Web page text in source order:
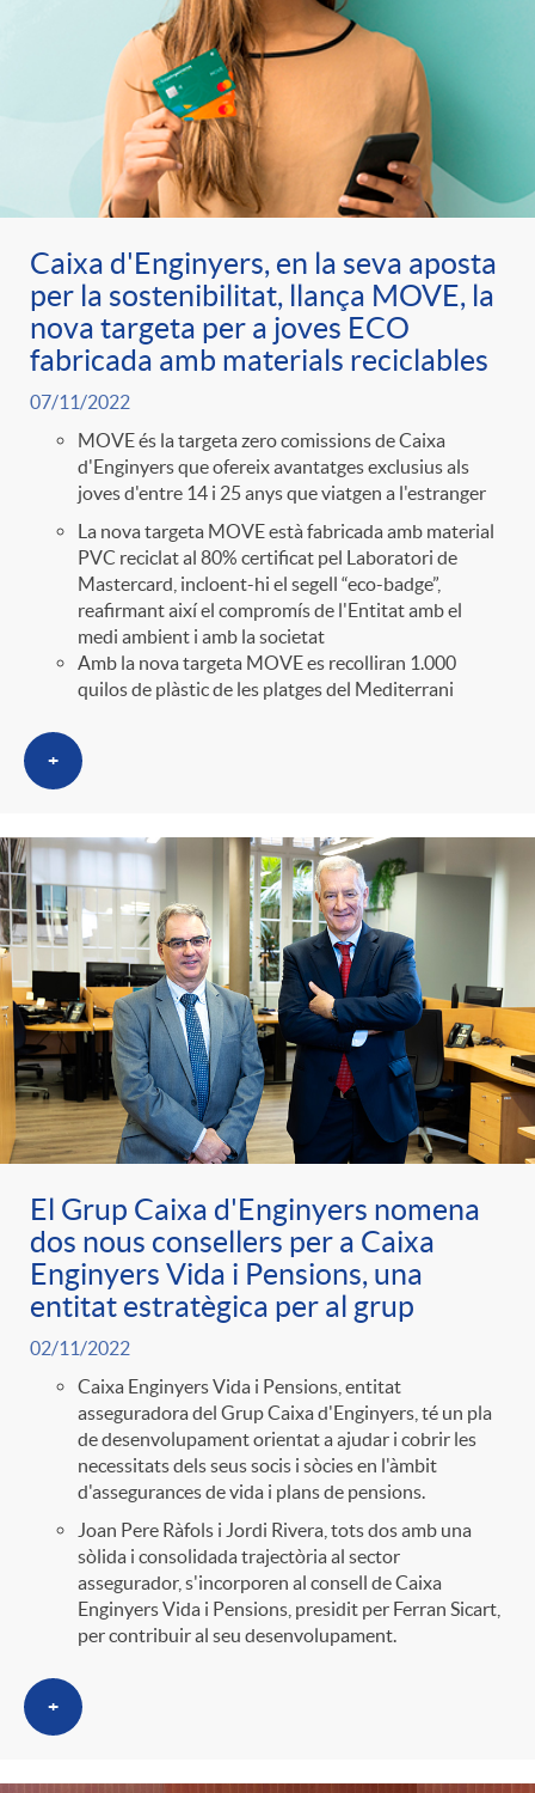
Caixa d'Enginyers, en la seva aposta
per la sostenibilitat, llança MOVE, la
nova targeta per a joves ECO
fabricada amb materials reciclables
07/11/2022
MOVE és la targeta zero comissions de Caixa
d'Enginyers que ofereix avantatges exclusius als
joves d'entre 14 i 25 anys que viatgen a l'estranger
La nova targeta MOVE està fabricada amb material
PVC reciclat al 80% certificat pel Laboratori de
Mastercard, incloent-hi el segell “eco-badge”,
reafirmant així el compromís de l'Entitat amb el
medi ambient i amb la societat
Amb la nova targeta MOVE es recolliran 1.000
quilos de plàstic de les platges del Mediterrani
+
El Grup Caixa d'Enginyers nomena
dos nous consellers per a Caixa
Enginyers Vida i Pensions, una
entitat estratègica per al grup
02/11/2022
Caixa Enginyers Vida i Pensions, entitat
asseguradora del Grup Caixa d'Enginyers, té un pla
de desenvolupament orientat a ajudar i cobrir les
necessitats dels seus socis i sòcies en l'àmbit
d'assegurances de vida i plans de pensions.
Joan Pere Ràfols i Jordi Rivera, tots dos amb una
sòlida i consolidada trajectòria al sector
assegurador, s'incorporen al consell de Caixa
Enginyers Vida i Pensions, presidit per Ferran Sicart,
per contribuir al seu desenvolupament.
+